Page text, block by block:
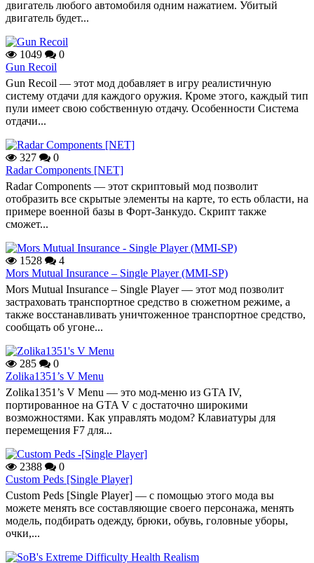
двигатель любого автомобиля одним нажатием. Убитый
двигатель будет...
1049
0
Gun Recoil
Gun Recoil — этот мод добавляет в игру реалистичную
систему отдачи для каждого оружия. Кроме этого, каждый тип
пули имеет свою собственную отдачу. Особенности Система
отдачи...
327
0
Radar Components [NET]
Radar Components — этот скриптовый мод позволит
отобразить все скрытые элементы на карте, то есть области, на
примере военной базы в Форт-Занкудо. Скрипт также
сможет...
1528
4
Mors Mutual Insurance – Single Player (MMI-SP)
Mors Mutual Insurance – Single Player — этот мод позволит
застраховать транспортное средство в сюжетном режиме, а
также восстанавливать уничтоженное транспортное средство,
сообщать об угоне...
285
0
Zolika1351’s V Menu
Zolika1351’s V Menu — это мод-меню из GTA IV,
портированное на GTA V с достаточно широкими
возможностями. Как управлять модом? Клавиатуры для
перемещения F7 для...
2388
0
Custom Peds [Single Player]
Custom Peds [Single Player] — с помощью этого мода вы
можете менять все составляющие своего персонажа, менять
модель, подбирать одежду, брюки, обувь, головные уборы,
очки,...